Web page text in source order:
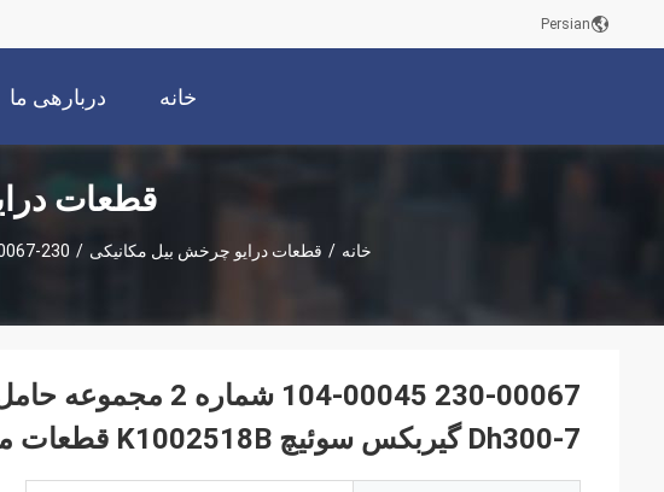
Persian
خانه دربارهی ما
قطعات
خانه / قطعات درایو چرخش بیل مکانیکی /
Dh300-7 گیربکس سوئیچ K1002518B قطعات معدنی